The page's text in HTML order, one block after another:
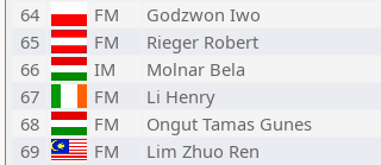
64
FM Godzwon Iwo
65
FM Rieger Robert
66
IM Molnar Bela
67
FM Li Henry
68
FM Ongut Tamas Gunes
69
FM Lim Zhuo Ren